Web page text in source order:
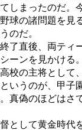
しまったのだ。
球の諸問題を見
のだ。
了直後、両ティ
ーンを見かける
校の主将として
いうのが、甲子
真偽のほどはさ
として黄金時代